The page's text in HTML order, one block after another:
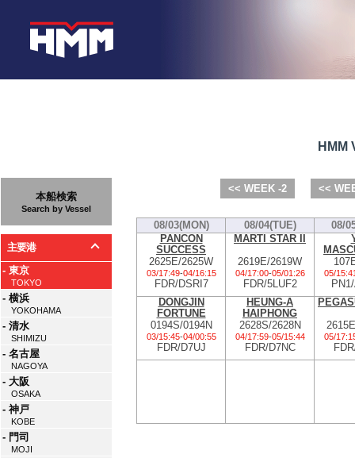
本船検索
Search by Vessel
主要港
- 東京
TOKYO
- 横浜
YOKOHAMA
- 清水
SHIMIZU
- 名古屋
NAGOYA
- 大阪
OSAKA
- 神戸
KOBE
- 門司
MOJI
HMM
<< WEEK -2 <<
08/03(MON) 08/04(TUE)
08/
PANCON
SUCCESS
2625E/2625W
03/17:49-04/16:15
FDR/DSRI7
MARTI STAR II
2619E/2619W
04/17:00-05/01:26
FDR/5LUF2
05/
DONGJIN
FORTUNE
0194S/0194N
03/15:45-04/00:55
FDR/D7UJ
HEUNG-A
HAIPHONG
2628S/2628N
04/17:59-05/15:44
FDR/D7NC
05/